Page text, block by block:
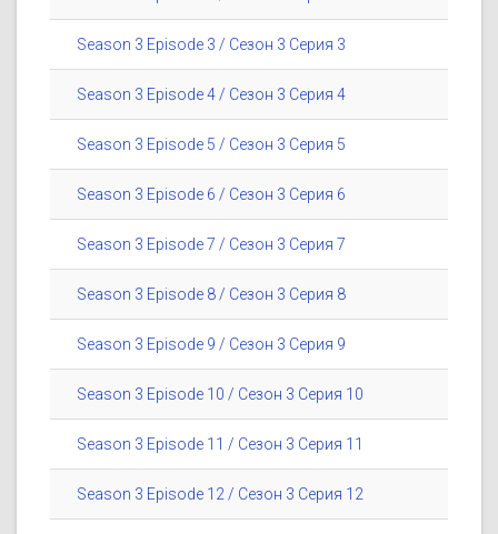
Season 3 Episode 3 / Сезон 3 Серия 3
Season 3 Episode 4 / Сезон 3 Серия 4
Season 3 Episode 5 / Сезон 3 Серия 5
Season 3 Episode 6 / Сезон 3 Серия 6
Season 3 Episode 7 / Сезон 3 Серия 7
Season 3 Episode 8 / Сезон 3 Серия 8
Season 3 Episode 9 / Сезон 3 Серия 9
Season 3 Episode 10 / Сезон 3 Серия 10
Season 3 Episode 11 / Сезон 3 Серия 11
Season 3 Episode 12 / Сезон 3 Серия 12